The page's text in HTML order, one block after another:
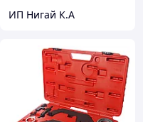
ИП Нигай К.А